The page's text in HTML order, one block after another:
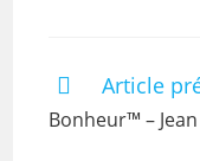
Article
Bonheur™ –